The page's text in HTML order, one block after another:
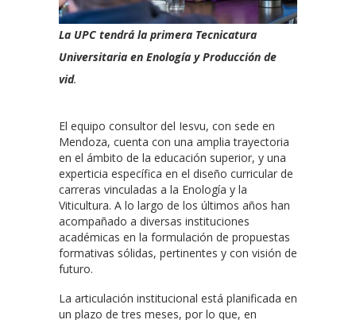
La UPC tendrá la primera Tecnicatura
Universitaria en Enología y Producción de
vid.
El equipo consultor del Iesvu, con sede en
Mendoza, cuenta con una amplia trayectoria
en el ámbito de la educación superior, y una
experticia específica en el diseño curricular de
carreras vinculadas a la Enología y la
Viticultura. A lo largo de los últimos años han
acompañado a diversas instituciones
académicas en la formulación de propuestas
formativas sólidas, pertinentes y con visión de
futuro.
La articulación institucional está planificada en
un plazo de tres meses, por lo que, en